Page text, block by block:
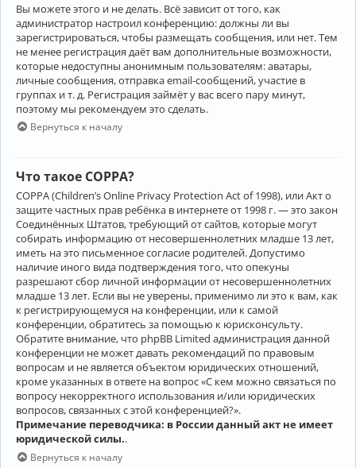
Вы можете этого и не делать. Всё зависит от того, как
администратор настроил конференцию: должны ли вы
зарегистрироваться, чтобы размещать сообщения, или нет. Тем
не менее регистрация даёт вам дополнительные возможности,
которые недоступны анонимным пользователям: аватары,
личные сообщения, отправка email-сообщений, участие в
группах и т. д. Регистрация займёт у вас всего пару минут,
поэтому мы рекомендуем это сделать.
Вернуться к началу
Что такое COPPA?
COPPA (Children’s Online Privacy Protection Act of 1998), или Акт о
защите частных прав ребёнка в интернете от 1998 г. — это закон
Соединённых Штатов, требующий от сайтов, которые могут
собирать информацию от несовершеннолетних младше 13 лет,
иметь на это письменное согласие родителей. Допустимо
наличие иного вида подтверждения того, что опекуны
разрешают сбор личной информации от несовершеннолетних
младше 13 лет. Если вы не уверены, применимо ли это к вам, как
к регистрирующемуся на конференции, или к самой
конференции, обратитесь за помощью к юрисконсульту.
Обратите внимание, что phpBB Limited администрация данной
конференции не может давать рекомендаций по правовым
вопросам и не является объектом юридических отношений,
кроме указанных в ответе на вопрос «С кем можно связаться по
вопросу некорректного использования и/или юридических
вопросов, связанных с этой конференцией?».
Примечание переводчика: в России данный акт не имеет
юридической силы..
Вернуться к началу